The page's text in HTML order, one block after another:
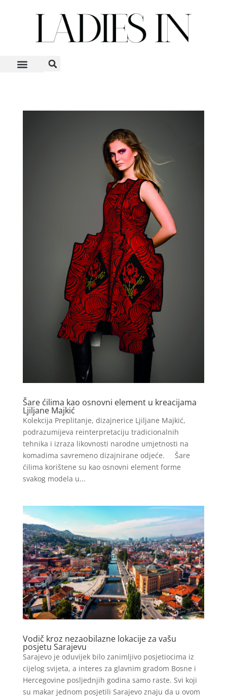
Šare ćilima kao osnovni element u kreacijama
Ljiljane Majkić
Kolekcija Preplitanje, dizajnerice Ljiljane Majkić,
podrazumijeva reinterpretaciju tradicionalnih
tehnika i izraza likovnosti narodne umjetnosti na
komadima savremeno dizajnirane odjeće. Šare
ćilima korištene su kao osnovni element forme
svakog modela u...
Vodič kroz nezaobilazne lokacije za vašu
posjetu Sarajevu
Sarajevo je oduvijek bilo zanimljivo posjetiocima iz
cijelog svijeta, a interes za glavnim gradom Bosne i
Hercegovine posljednjih godina samo raste. Svi koji
su makar jednom posjetili Sarajevo znaju da u ovom